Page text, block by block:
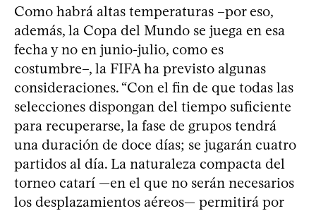
Como habrá altas temperaturas –por eso,
además, la Copa del Mundo se juega en esa
fecha y no en junio-julio, como es
costumbre–, la FIFA ha previsto algunas
consideraciones. “Con el fin de que todas las
selecciones dispongan del tiempo suficiente
para recuperarse, la fase de grupos tendrá
una duración de doce días; se jugarán cuatro
partidos al día. La naturaleza compacta del
torneo catarí —en el que no serán necesarios
los desplazamientos aéreos— permitirá por